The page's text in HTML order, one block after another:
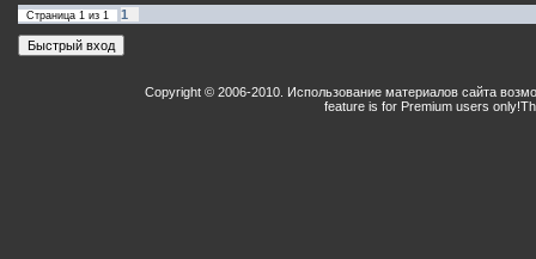
Страница 1 из 1 1
Copyright © 2006-2010. Использование материалов сайта
feature is for Premium users only!